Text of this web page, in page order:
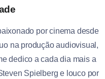
por cinema desde
na produção audiovisual,
dedico a cada dia mais a
Spielberg e louco por